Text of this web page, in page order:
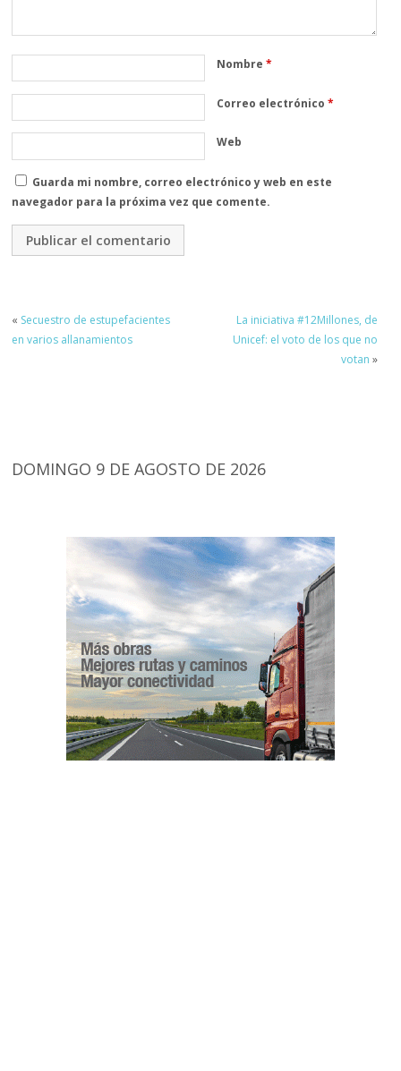
Nombre*
Correo electrónico*
Web
Guarda mi nombre, correo electrónico y web en este
navegador para la próxima vez que comente.
« Secuestro de estupefacientes
en varios allanamientos
La iniciativa #12Millones, de
Unicef: el voto de los que no
votan »
DOMINGO 9 DE AGOSTO DE 2026